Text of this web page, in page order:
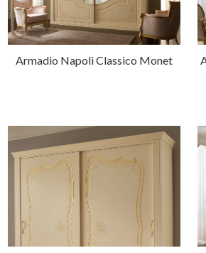
Armadio Napoli Classico Monet